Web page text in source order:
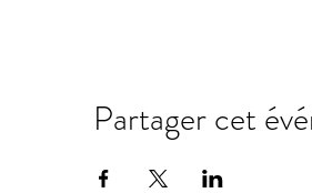
Partager cet